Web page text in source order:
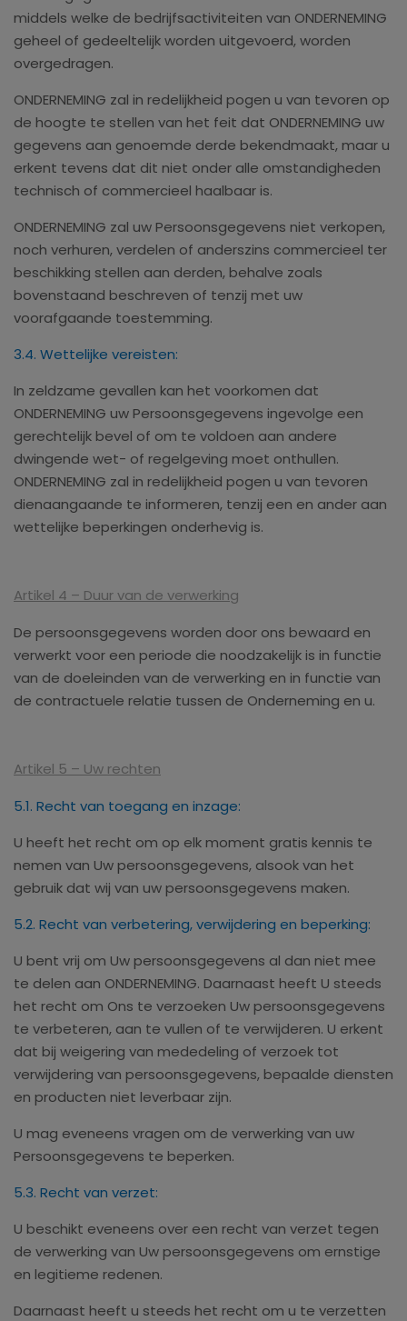
middels welke de bedrijfsactiviteiten van ONDERNEMING
geheel of gedeeltelijk worden uitgevoerd, worden
overgedragen.
ONDERNEMING zal in redelijkheid pogen u van tevoren op
de hoogte te stellen van het feit dat ONDERNEMING uw
gegevens aan genoemde derde bekendmaakt, maar u
erkent tevens dat dit niet onder alle omstandigheden
technisch of commercieel haalbaar is.
ONDERNEMING zal uw Persoonsgegevens niet verkopen,
noch verhuren, verdelen of anderszins commercieel ter
beschikking stellen aan derden, behalve zoals
bovenstaand beschreven of tenzij met uw
voorafgaande toestemming.
3.4. Wettelijke vereisten:
In zeldzame gevallen kan het voorkomen dat
ONDERNEMING uw Persoonsgegevens ingevolge een
gerechtelijk bevel of om te voldoen aan andere
dwingende wet- of regelgeving moet onthullen.
ONDERNEMING zal in redelijkheid pogen u van tevoren
dienaangaande te informeren, tenzij een en ander aan
wettelijke beperkingen onderhevig is.
Artikel 4 – Duur van de verwerking
De persoonsgegevens worden door ons bewaard en
verwerkt voor een periode die noodzakelijk is in functie
van de doeleinden van de verwerking en in functie van
de contractuele relatie tussen de Onderneming en u.
Artikel 5 – Uw rechten
5.1. Recht van toegang en inzage:
U heeft het recht om op elk moment gratis kennis te
nemen van Uw persoonsgegevens, alsook van het
gebruik dat wij van uw persoonsgegevens maken.
5.2. Recht van verbetering, verwijdering en beperking:
U bent vrij om Uw persoonsgegevens al dan niet mee
te delen aan ONDERNEMING. Daarnaast heeft U steeds
het recht om Ons te verzoeken Uw persoonsgegevens
te verbeteren, aan te vullen of te verwijderen. U erkent
dat bij weigering van mededeling of verzoek tot
verwijdering van persoonsgegevens, bepaalde diensten
en producten niet leverbaar zijn.
U mag eveneens vragen om de verwerking van uw
Persoonsgegevens te beperken.
5.3. Recht van verzet:
U beschikt eveneens over een recht van verzet tegen
de verwerking van Uw persoonsgegevens om ernstige
en legitieme redenen.
Daarnaast heeft u steeds het recht om u te verzetten